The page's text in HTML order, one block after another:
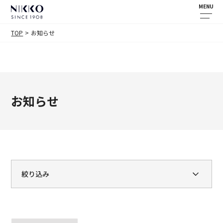
MENU
TOP お知らせ
お知らせ
絞り込み